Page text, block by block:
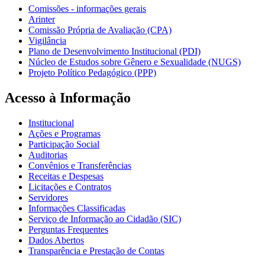
Comissões - informações gerais
Arinter
Comissão Própria de Avaliação (CPA)
Vigilância
Plano de Desenvolvimento Institucional (PDI)
Núcleo de Estudos sobre Gênero e Sexualidade (NUGS)
Projeto Político Pedagógico (PPP)
Acesso à Informação
Institucional
Ações e Programas
Participação Social
Auditorias
Convênios e Transferências
Receitas e Despesas
Licitações e Contratos
Servidores
Informações Classificadas
Serviço de Informação ao Cidadão (SIC)
Perguntas Frequentes
Dados Abertos
Transparência e Prestação de Contas